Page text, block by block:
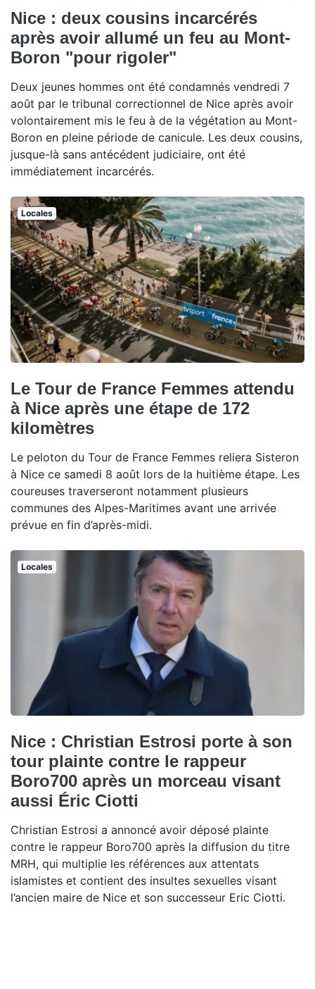
Nice : deux cousins incarcérés
après avoir allumé un feu au Mont-
Boron "pour rigoler"
Deux jeunes hommes ont été condamnés vendredi 7
août par le tribunal correctionnel de Nice après avoir
volontairement mis le feu à de la végétation au Mont-
Boron en pleine période de canicule. Les deux cousins,
jusque-là sans antécédent judiciaire, ont été
immédiatement incarcérés.
Locales
Le Tour de France Femmes attendu
à Nice après une étape de 172
kilomètres
Le peloton du Tour de France Femmes reliera Sisteron
à Nice ce samedi 8 août lors de la huitième étape. Les
coureuses traverseront notamment plusieurs
communes des Alpes-Maritimes avant une arrivée
prévue en fin d’après-midi.
Locales
Nice : Christian Estrosi porte à son
tour plainte contre le rappeur
Boro700 après un morceau visant
aussi Éric Ciotti
Christian Estrosi a annoncé avoir déposé plainte
contre le rappeur Boro700 après la diffusion du titre
MRH, qui multiplie les références aux attentats
islamistes et contient des insultes sexuelles visant
l’ancien maire de Nice et son successeur Eric Ciotti.